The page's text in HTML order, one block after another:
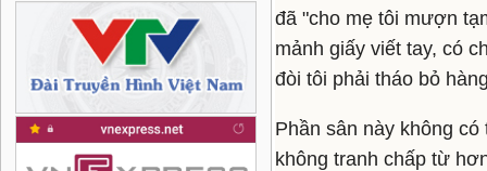
đã "cho mẹ tôi mượn
mảnh giấy viết tay, có
đòi tôi phải tháo bỏ
Phần sân này không
không tranh chấp từ